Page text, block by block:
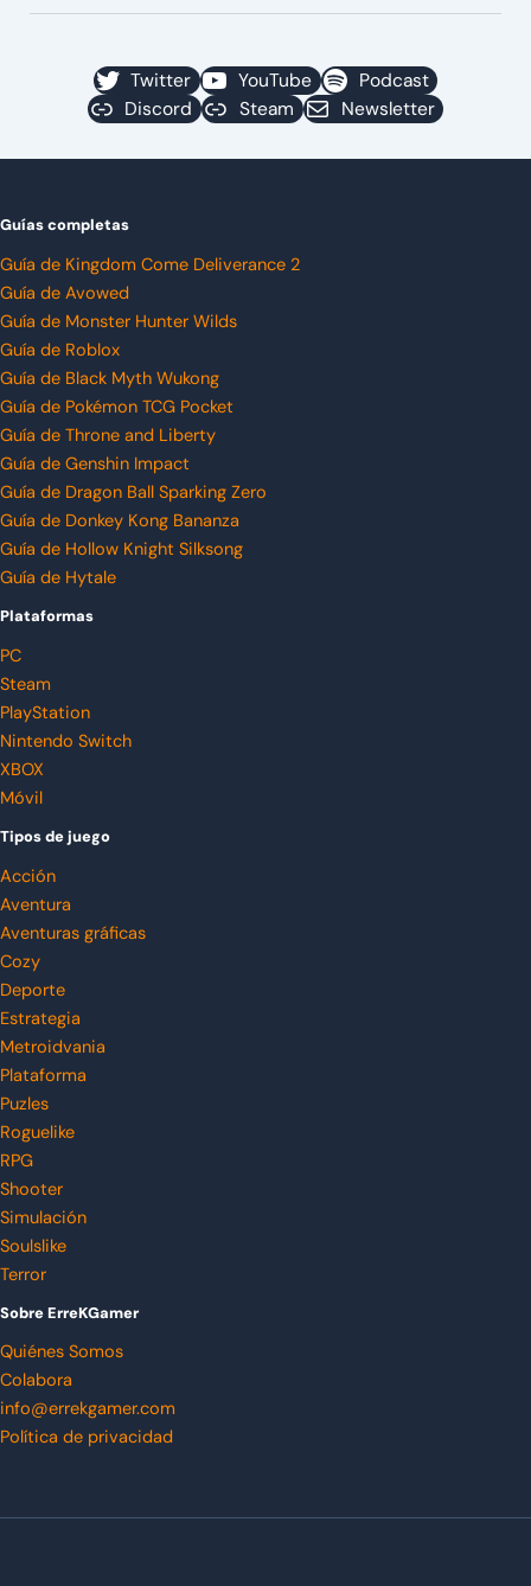
Twitter YouTube
Podcast
Discord
Steam Newsletter
Guías completas
Guía de Kingdom Come Deliverance 2
Guía de Avowed
Guía de Monster Hunter Wilds
Guía de Roblox
Guía de Black Myth Wukong
Guía de Pokémon TCG Pocket
Guía de Throne and Liberty
Guía de Genshin Impact
Guía de Dragon Ball Sparking Zero
Guía de Donkey Kong Bananza
Guía de Hollow Knight Silksong
Guía de Hytale
Plataformas
PC
Steam
PlayStation
Nintendo Switch
XBOX
Móvil
Tipos de juego
Acción
Aventura
Aventuras gráficas
Cozy
Deporte
Estrategia
Metroidvania
Plataforma
Puzles
Roguelike
RPG
Shooter
Simulación
Soulslike
Terror
Sobre ErreKGamer
Quiénes Somos
Colabora
info@errekgamer.com
Política de privacidad